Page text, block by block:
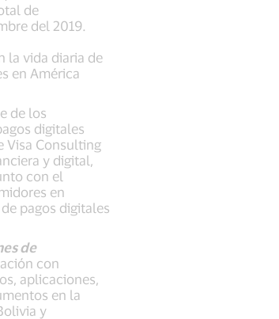
de
del 2019.
la vida diaria de
en América
de los
digitales
Visa Consulting
y digital,
con el
en
pagos digitales
de
con
aplicaciones,
en la
y